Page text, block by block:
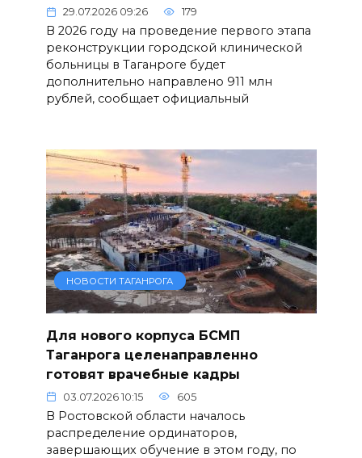
29.07.2026 09:26 179
В 2026 году на проведение первого этапа
реконструкции городской клинической
больницы в Таганроге будет
дополнительно направлено 911 млн
рублей, сообщает официальный
НОВОСТИ ТАГАНРОГА
Для нового корпуса БСМП
Таганрога целенаправленно
готовят врачебные кадры
03.07.2026 10:15 605
В Ростовской области началось
распределение ординаторов,
завершающих обучение в этом году, по